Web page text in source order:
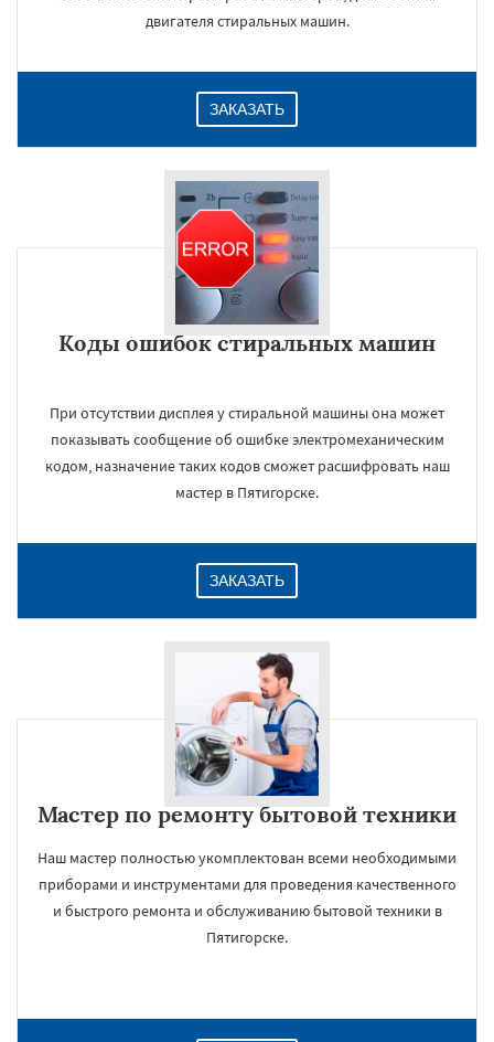
двигателя стиральных машин.
ЗАКАЗАТЬ
Коды ошибок стиральных машин
При отсутствии дисплея у стиральной машины она может
показывать сообщение об ошибке электромеханическим
кодом, назначение таких кодов сможет расшифровать наш
мастер в Пятигорске.
ЗАКАЗАТЬ
Мастер по ремонту бытовой техники
Наш мастер полностью укомплектован всеми необходимыми
приборами и инструментами для проведения качественного
и быстрого ремонта и обслуживанию бытовой техники в
Пятигорске.